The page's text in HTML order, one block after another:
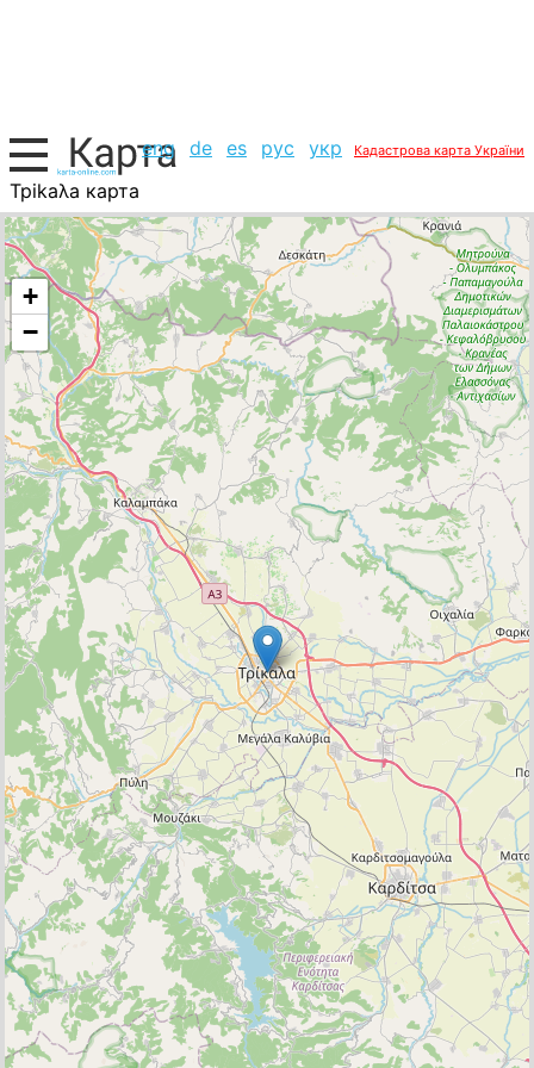
eng de es рус укр Кадастрова карта України
Tpikaλa карта
Греція, список міст
+
−